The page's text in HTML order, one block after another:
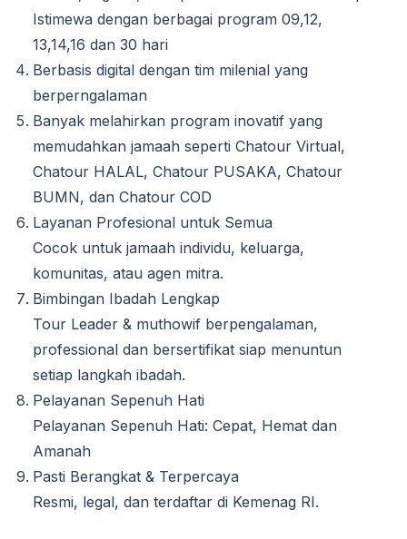
Istimewa dengan berbagai program 09,12,
13,14,16 dan 30 hari
Berbasis digital dengan tim milenial yang
berperngalaman
Banyak melahirkan program inovatif yang
memudahkan jamaah seperti Chatour Virtual,
Chatour HALAL, Chatour PUSAKA, Chatour
BUMN, dan Chatour COD
Layanan Profesional untuk Semua
Cocok untuk jamaah individu, keluarga,
komunitas, atau agen mitra.
Bimbingan Ibadah Lengkap
Tour Leader & muthowif berpengalaman,
professional dan bersertifikat siap menuntun
setiap langkah ibadah.
Pelayanan Sepenuh Hati
Pelayanan Sepenuh Hati: Cepat, Hemat dan
Amanah
Pasti Berangkat & Terpercaya
Resmi, legal, dan terdaftar di Kemenag RI.